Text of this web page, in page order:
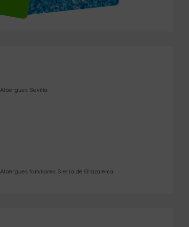
Albergues Sevilla
Albergues familiares Sierra de Grazalema